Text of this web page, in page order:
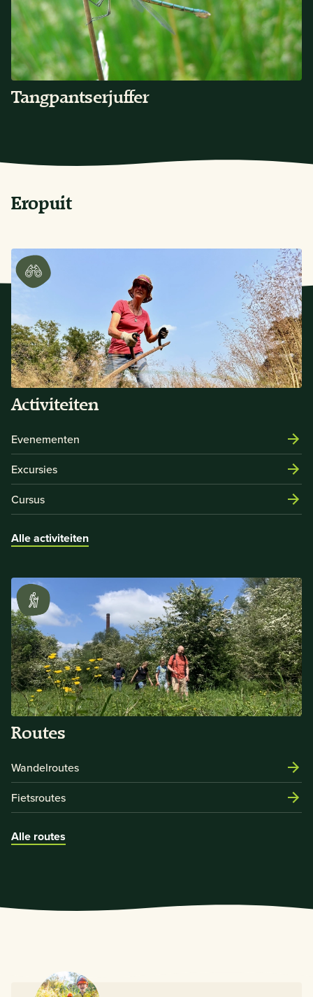
Tangpantserjuffer
Eropuit
Activiteiten
Evenementen
Excursies
Cursus
Alle activiteiten
Routes
Wandelroutes
Fietsroutes
Alle routes